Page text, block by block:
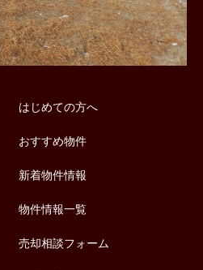
はじめての方へ
おすすめ物件
新着物件情報
物件情報一覧
売却相談フォーム